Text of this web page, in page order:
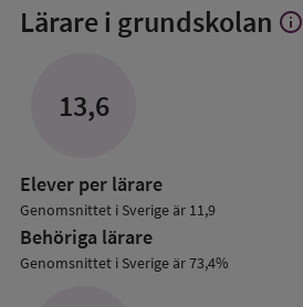
Lärare i grundskolan Visa
info
13,6
Elever per lärare
Genomsnittet i Sverige är 11,9
Behöriga lärare
Genomsnittet i Sverige är 73,4%